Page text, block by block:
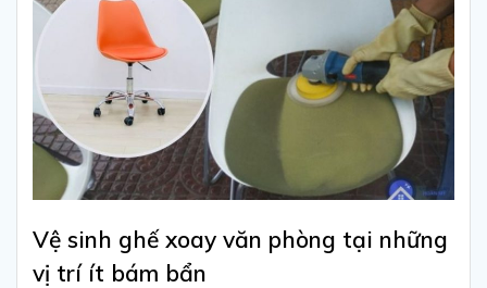
Vệ sinh ghế xoay văn phòng tại những
vị trí ít bám bẩn